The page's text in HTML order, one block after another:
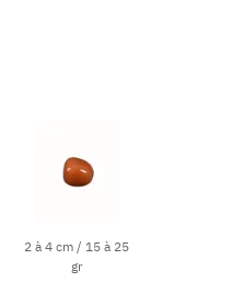
2 à 4 cm / 15 à 25
gr